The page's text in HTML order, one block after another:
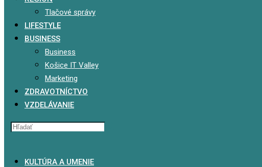
Tlačové správy
LIFESTYLE
BUSINESS
Business
Košice IT Valley
Marketing
ZDRAVOTNÍCTVO
VZDELÁVANIE
KULTÚRA A UMENIE